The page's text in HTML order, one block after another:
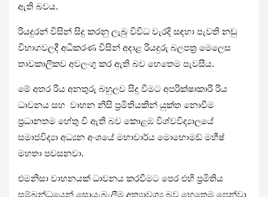
ඇති බවය.
රියදුරන් විසින් සිදු කරනු ලැබු විවිධ වැරදි සඳහා පැවති නඩු
විභාගවලදී අධිකරණ විසින් අදාළ රියදුරු බලපත්‍ර මෙලෙස
තාවකාලිකව අවලංගු කර ඇති බව හෙතෙම පැවසීය.
මේ අතර රිය අනතුරු බහුලව සිදු වීමට අපරික්ෂාකාරි රිය
ධාවනය සහ වාහන නිසි ප්‍රමිතියකින් යුක්ත නොවීම
ප්‍රධානතම හේතු වි ඇති බව කොළඹ විශ්වවිද්‍යාලයේ
සමාජවිද්‍යා අධ්‍යන අංශයේ මහාචාර්ය මොහොමඩ් මහීෂ්
මහතා පවසනවා.
එමනිසා වාහනයක් ධාවනය කරවීමට පෙර එහි ප්‍රමිතිය
සම්බන්ධයෙන් සොයැබැලීම අත්‍යාවශ්‍ය බව හෙතෙම පෙන්වා